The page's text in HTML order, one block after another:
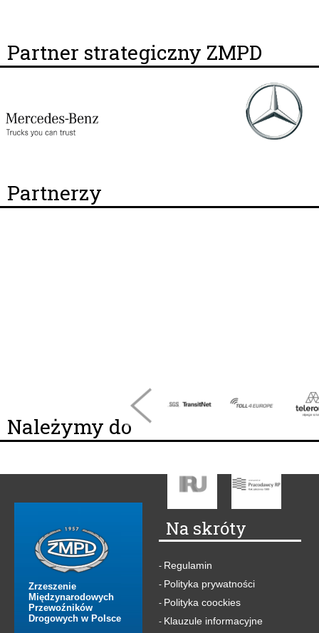
Partner strategiczny ZMPD
Partnerzy
Należymy do
Zrzeszenie
Międzynarodowych
Przewoźników
Drogowych w Polsce
Na skróty
- Regulamin
- Polityka prywatności
- Polityka coockies
- Klauzule informacyjne